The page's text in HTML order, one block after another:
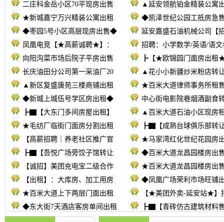
二庄科金岳小区70平现房出售
▲延安领航铂金精装公寓
★新城嘉宁万兴精装公寓出租
◆凯泽世纪公园工抵房急
◆枣园5号小区高层现房出售◆
延安嘉盛石油机械公司【
凤凰电竞【★高薪诚聘★】：
招聘：小学数学/英语/语文
向阳沟菜市场后院子平房出售
┣【★欧锦园门面房出租
长庆油田分公司第一采油厂20
▲花小小新疆炒米粉店转
▲新区复盛唐苑三楼商铺出租
★百米大道律师事务所租
◆新城上城伍号学区房出租◆
中心街电影院巷烟酒副食
┣▇【大东门多间房屋出租】
▲百米大道石油小区现房
★毛纺厂临街门面房分割出租
┣▇【成熟台球俱乐部转
【高薪招聘｜养老社区推广官
★马家湾红化世纪花园房
┣▇【吾悦广场旁饺子馆转让
◆百米大道龙昌园楼房出
【诚招】美团充电宝二级合作
★百米大道龙昌园楼房出
【出租】：大库房、加工用房
◆凤凰广场荣利市场旺铺
★百米大道上下两层门面出租
【★美团外卖-延安站★】
◆东大街7天酒店客房单间出租
┣▇【青砖仿古建筑材料